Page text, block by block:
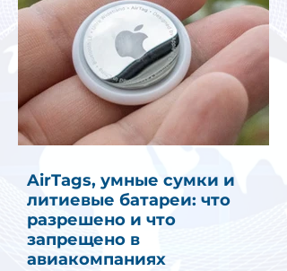
AirTags, умные сумки и
литиевые батареи: что
разрешено и что
запрещено в
авиакомпаниях